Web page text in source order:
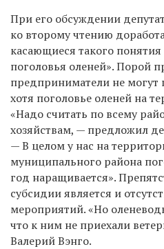
При его обсуждении
ко второму чтению
касающиеся такого
поголовья оленей». Порой
предприниматели не могут
хотя поголовье оленей на
«Надо считать по всему
хозяйствам, — предложил
— В целом у нас на
муниципального района
год наращивается».
субсидии является и
мероприятий. «Но
что к ним не приехали
Валерий Вэнго.